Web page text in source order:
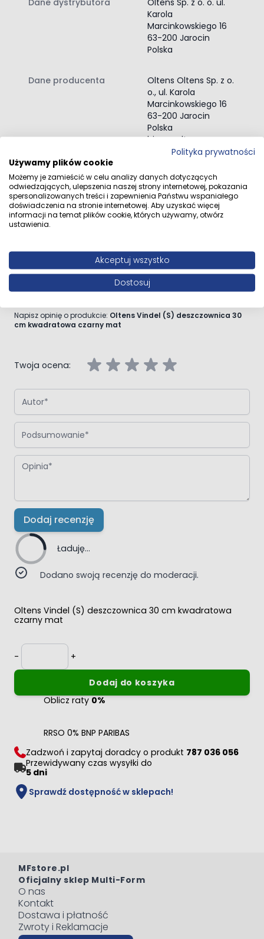
Karola
Marcinkowskiego 16
63-200 Jarocin
Polska
Dane producenta
Oltens Oltens Sp. z o.
o., ul. Karola
Marcinkowskiego 16
63-200 Jarocin
Polska
biuro@oltens.com
Przejdź do całego opisu
Napisz własną recenzję
Napisz opinię o produkcie: Oltens Vindel (S) deszczownica 30
cm kwadratowa czarny mat
Twoja ocena:
Autor
Podsumowanie
Opinia
Dodaj recenzję
Ładuję...
Dodano swoją recenzję do moderacji.
Oltens Vindel (S) deszczownica 30 cm kwadratowa
czarny mat
-
Ilość
+
Dodaj do koszyka
Oblicz raty0%
RRSO 0% BNP PARIBAS
Zadzwoń i zapytaj doradcy o produkt 787 036 056
Przewidywany czas wysyłki do
5 dni
Sprawdź dostępność w sklepach!
MFstore.pl
Oficjalny sklep Multi-Form
O nas
Kontakt
Dostawa i płatność
Zwroty i Reklamacje
Polityka prywatności
Używamy plików cookie
Możemy je zamieścić w celu analizy danych dotyczących
odwiedzających, ulepszenia naszej strony internetowej, pokazania
spersonalizowanych treści i zapewnienia Państwu wspaniałego
doświadczenia na stronie internetowej. Aby uzyskać więcej
informacji na temat plików cookie, których używamy, otwórz
ustawienia.
Akceptuj wszystko
Dostosuj